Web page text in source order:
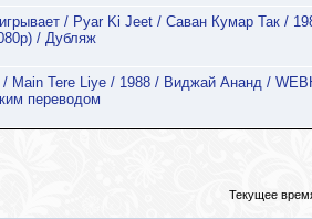
/ Pyar Ki Jeet / Саван Кумар Так /
/ Дубляж
Main Tere Liye / 1988 / Виджай Ананд /
переводом
Текущее